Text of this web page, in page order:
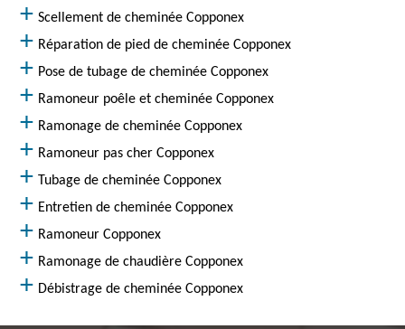
Scellement de cheminée Copponex
Réparation de pied de cheminée Copponex
Pose de tubage de cheminée Copponex
Ramoneur poêle et cheminée Copponex
Ramonage de cheminée Copponex
Ramoneur pas cher Copponex
Tubage de cheminée Copponex
Entretien de cheminée Copponex
Ramoneur Copponex
Ramonage de chaudière Copponex
Débistrage de cheminée Copponex